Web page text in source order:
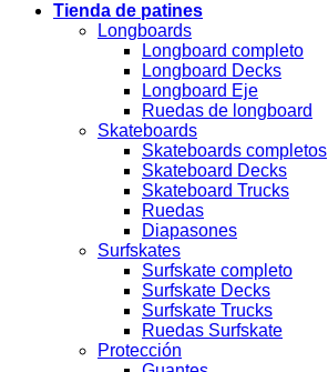
Tienda de patines
Longboards
Longboard completo
Longboard Decks
Longboard Eje
Ruedas de longboard
Skateboards
Skateboards completos
Skateboard Decks
Skateboard Trucks
Ruedas
Diapasones
Surfskates
Surfskate completo
Surfskate Decks
Surfskate Trucks
Ruedas Surfskate
Protección